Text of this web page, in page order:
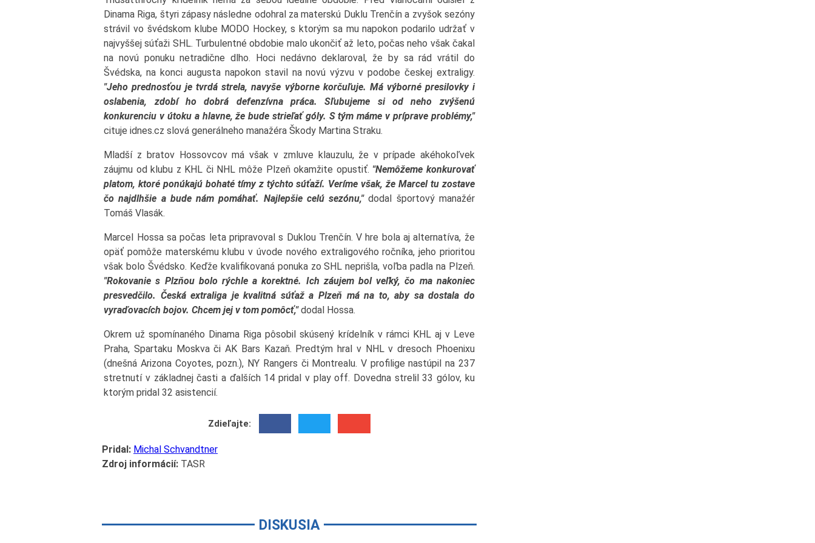
Dinama Riga, štyri zápasy následne odohral za materskú Duklu Trenčín a zvyšok sezóny
strávil vo švédskom klube MODO Hockey, s ktorým sa mu napokon podarilo udržať v
najvyššej súťaži SHL. Turbulentné obdobie malo ukončiť až leto, počas neho však čakal
na novú ponuku netradične dlho. Hoci nedávno deklaroval, že by sa rád vrátil do
Švédska, na konci augusta napokon stavil na novú výzvu v podobe českej extraligy.
"Jeho prednosťou je tvrdá strela, navyše výborne korčuľuje. Má výborné presilovky i
oslabenia, zdobí ho dobrá defenzívna práca. Sľubujeme si od neho zvýšenú
konkurenciu v útoku a hlavne, že bude strieľať góly. S tým máme v príprave problémy,"
cituje idnes.cz slová generálneho manažéra Škody Martina Straku.
Mladší z bratov Hossovcov má však v zmluve klauzulu, že v prípade akéhokoľvek
záujmu od klubu z KHL či NHL môže Plzeň okamžite opustiť. "Nemôžeme konkurovať
platom, ktoré ponúkajú bohaté tímy z týchto súťaží. Veríme však, že Marcel tu zostave
čo najdlhšie a bude nám pomáhať. Najlepšie celú sezónu,"dodal športový manažér
Tomáš Vlasák.
Marcel Hossa sa počas leta pripravoval s Duklou Trenčín. V hre bola aj alternatíva, že
opäť pomôže materskému klubu v úvode nového extraligového ročníka, jeho prioritou
však bolo Švédsko. Keďže kvalifikovaná ponuka zo SHL neprišla, voľba padla na Plzeň.
"Rokovanie s Plzňou bolo rýchle a korektné. Ich záujem bol veľký, čo ma nakoniec
presvedčilo. Česká extraliga je kvalitná súťaž a Plzeň má na to, aby sa dostala do
vyraďovacích bojov. Chcem jej v tom pomôcť,"dodal Hossa.
Okrem už spomínaného Dinama Riga pôsobil skúsený krídelník v rámci KHL aj v Leve
Praha, Spartaku Moskva či AK Bars Kazaň. Predtým hral v NHL v dresoch Phoenixu
(dnešná Arizona Coyotes, pozn.), NY Rangers či Montrealu. V profilige nastúpil na 237
stretnutí v základnej časti a ďalších 14 pridal v play off. Dovedna strelil 33 gólov, ku
ktorým pridal 32 asistencií.
Zdieľajte:
Pridal: Michal Schvandtner
Zdroj informácií: TASR
DISKUSIA